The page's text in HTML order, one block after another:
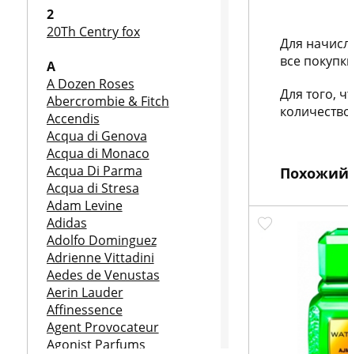
2
20Th Centry fox
A
A Dozen Roses
Abercrombie & Fitch
Accendis
Acqua di Genova
Acqua di Monaco
Acqua Di Parma
Acqua di Stresa
Adam Levine
Adidas
Adolfo Dominguez
Adrienne Vittadini
Aedes de Venustas
Aerin Lauder
Affinessence
Agent Provocateur
Agonist Parfums
Для
все
Для того,
н
о
в
и
н
к
а